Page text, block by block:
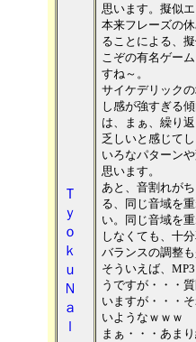
Ｔ
ｙ
ｏ
ｋ
ｕ
Ｎ
ａ
ｌ
思います。擬似
本来フレーズの
ることによる、
こぞの有名ゲー
すね～。
サイケデリック
し感が強すぎる
は、まぁ、繰り
乏しいと感じて
いろなパターン
思います。
あと、音割れが
る、同じ音域を
い。同じ音域を
しなくても、十
バランスの調整
そういえば、
うですが・・・
いますが・・・
いようなｗｗｗ
まぁ・・・あま